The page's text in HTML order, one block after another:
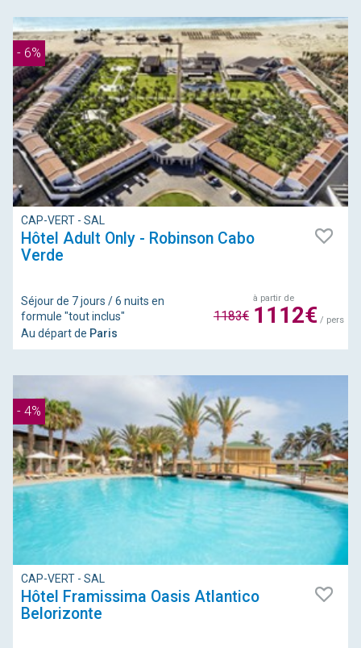
- 6%
CAP-VERT - SAL
Hôtel Adult Only - Robinson Cabo
Verde
Séjour de 7 jours / 6 nuits en
formule "tout inclus"
Au départ de Paris
à partir de
1112€/ pers
1183€
- 4%
CAP-VERT - SAL
Hôtel Framissima Oasis Atlantico
Belorizonte